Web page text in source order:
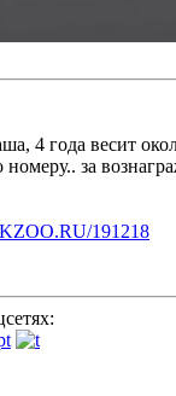
4 года весит
за
191218